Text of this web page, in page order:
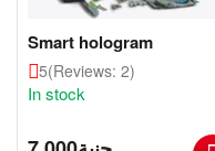
Smart hologram
5(Reviews: 2)
In stock